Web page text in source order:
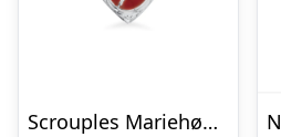
Scrouples Mariehøne i hjerte vedhæng inkl. kæde